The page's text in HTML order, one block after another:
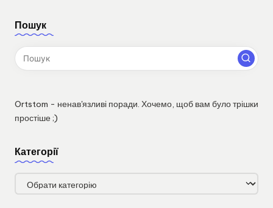
Пошук
Ortstom - ненав'язливі поради. Хочемо, щоб вам було трішки
простіше ;)
Категорії
Категорії